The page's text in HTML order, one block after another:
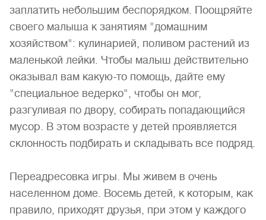
заплатить небольшим беспорядком. Поощряйте
своего малыша к занятиям "домашним
хозяйством": кулинарией, поливом растений из
маленькой лейки. Чтобы малыш действительно
оказывал вам какую-то помощь, дайте ему
"специальное ведерко", чтобы он мог,
разгуливая по двору, собирать попадающийся
мусор. В этом возрасте у детей проявляется
склонность подбирать и складывать все подряд.
Переадресовка игры. Мы живем в очень
населенном доме. Восемь детей, к которым, как
правило, приходят друзья, при этом у каждого